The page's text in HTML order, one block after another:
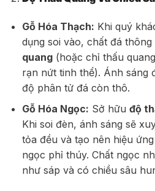
Gỗ Hóa Thạch: Khi quý
dụng soi vào, chất đá
quang(hoặc chỉ thấu
rạn nứt tinh thể). Ánh sáng
độ phân tử đá còn thô.
Gỗ Hóa Ngọc: Sở hữu độ
Khi soi đèn, ánh sáng sẽ
tỏa đều và tạo nên hiệu
ngọc phỉ thúy. Chất ngọc
như sáp và có chiều sâu